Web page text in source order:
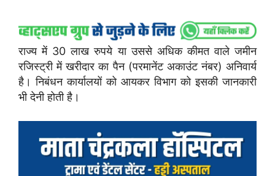
राज्य में 30 लाख रुपये या उससे अधिक कीमत वाले जमीन
रजिस्ट्री में खरीदार का पैन (परमानेंट अकाउंट नंबर) अनिवार्य
है। निबंधन कार्यालयों को आयकर विभाग को इसकी जानकारी
भी देनी होती है।